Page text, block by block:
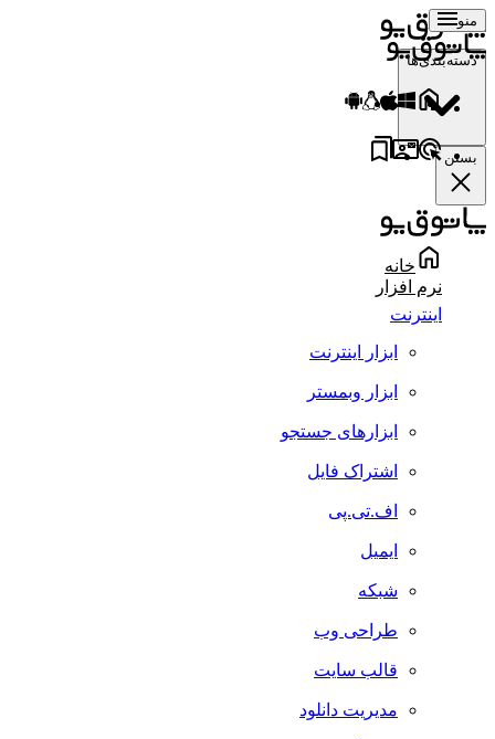
منو
دسته‌بندی‌ها
بستن
خانه
نرم افزار
اینترنت
ابزار اینترنت
ابزار وبمستر
ابزارهای جستجو
اشتراک فایل
اف.تی.پی
ایمیل
شبکه
طراحی وب
قالب سایت
مدیریت دانلود